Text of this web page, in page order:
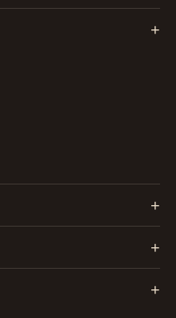
+
+
+
+